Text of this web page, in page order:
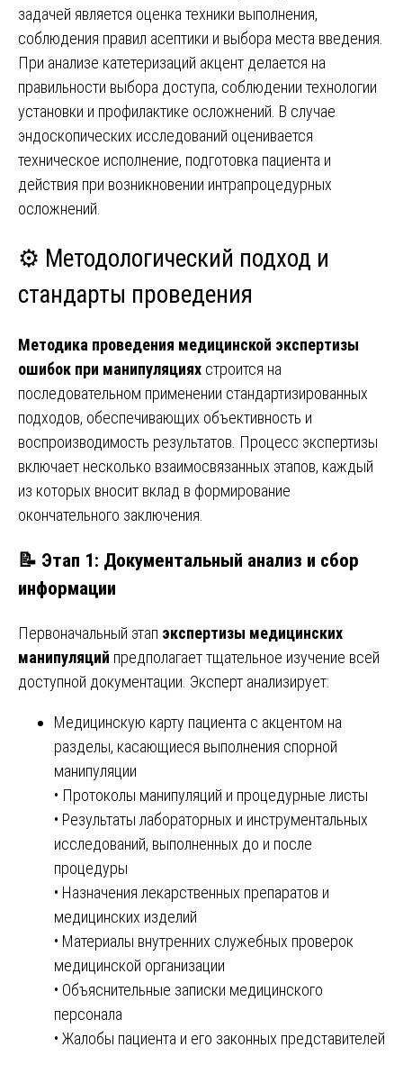
задачей является оценка техники выполнения,
соблюдения правил асептики и выбора места введения.
При анализе катетеризаций акцент делается на
правильности выбора доступа, соблюдении технологии
установки и профилактике осложнений. В случае
эндоскопических исследований оценивается
техническое исполнение, подготовка пациента и
действия при возникновении интрапроцедурных
осложнений.
⚙️ Методологический подход и
стандарты проведения
Методика проведения медицинской экспертизы
ошибок при манипуляциях строится на
последовательном применении стандартизированных
подходов, обеспечивающих объективность и
воспроизводимость результатов. Процесс экспертизы
включает несколько взаимосвязанных этапов, каждый
из которых вносит вклад в формирование
окончательного заключения.
📝 Этап 1: Документальный анализ и сбор
информации
Первоначальный этап экспертизы медицинских
манипуляций предполагает тщательное изучение всей
доступной документации. Эксперт анализирует:
Медицинскую карту пациента с акцентом на
разделы, касающиеся выполнения спорной
манипуляции
• Протоколы манипуляций и процедурные листы
• Результаты лабораторных и инструментальных
исследований, выполненных до и после
процедуры
• Назначения лекарственных препаратов и
медицинских изделий
• Материалы внутренних служебных проверок
медицинской организации
• Объяснительные записки медицинского
персонала
• Жалобы пациента и его законных представителей